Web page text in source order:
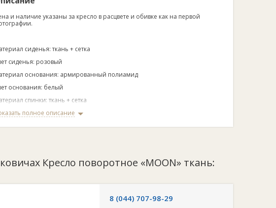
и наличие указаны за кресло в расцвете и обивке как на первой
сиденья: ткань + сетка
сиденья: розовый
основания: армированный полиамид
основания: белый
спинки: ткань + сетка
качания: пиастра
мм: 590
мм: 940
полное описание
Кресло поворотное «MOON» ткань:
8 (044) 707-98-29